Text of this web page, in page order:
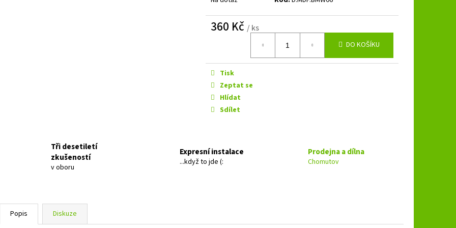
360 Kč / ks
DO KOŠÍKU
Tisk
Zeptat se
Hlídat
Sdílet
Tři desetiletí
zkušeností
v oboru
Expresní instalace
...když to jde (:
Prodejna a dílna
Chomutov
Popis Diskuze